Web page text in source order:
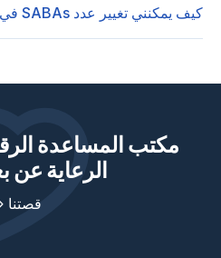
كيف يمكنني تغيير عدد SABAs في الأسبوع؟
مكتب المساعدة
الرعاية عن
قصتنا